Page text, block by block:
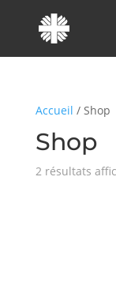
Accueil / Shop
Shop
2 résultats